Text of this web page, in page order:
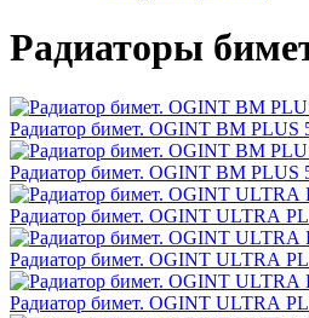
Радиаторы
Радиатор бимет. OGINT BM PLUS
Радиатор бимет. OGINT BM PLUS
Радиатор бимет. OGINT ULTRА
Радиатор бимет. OGINT ULTRА
Радиатор бимет. OGINT ULTRА